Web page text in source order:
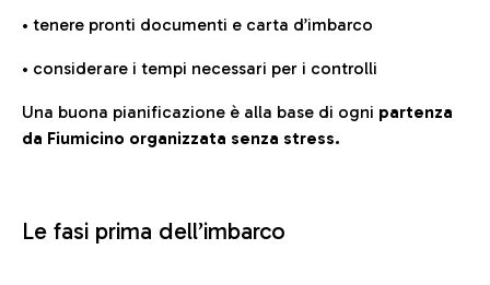
• tenere pronti documenti e carta d’imbarco
• considerare i tempi necessari per i controlli
Una buona pianificazione è alla base di ogni partenza
da Fiumicino organizzata senza stress.
Le fasi prima dell’imbarco